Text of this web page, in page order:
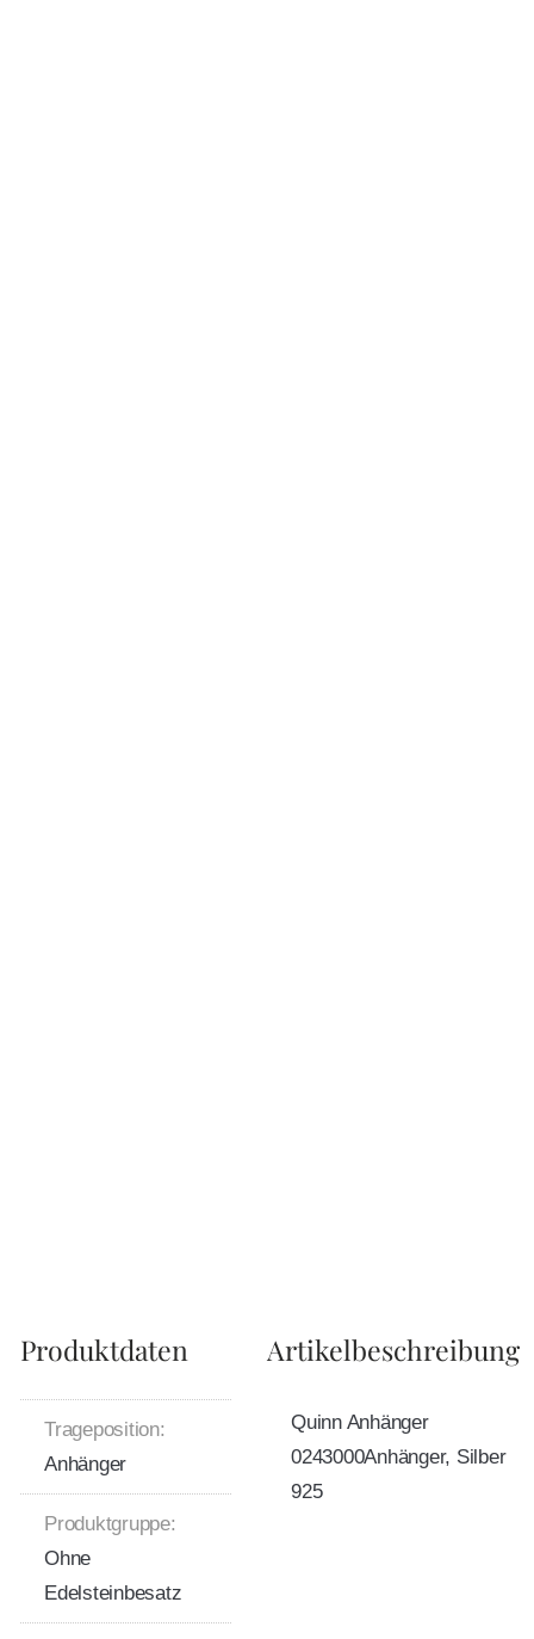
Produktdaten
Trageposition:
Anhänger
Produktgruppe:
Ohne
Edelsteinbesatz
Artikelbeschreibung
Quinn Anhänger
0243000Anhänger, Silber
925